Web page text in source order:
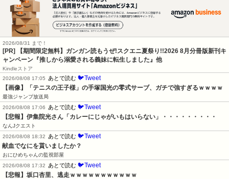
2026/08/31 まで！
[PR] 【期間限定無料】ガンガン読もうぜ!スクエニ夏祭り!!2026 8月分冊版新刊キ
ャンペーン『推しから溺愛される義妹に転生しました』他
Kindleストア
2026/08/08 17:05
あとで読む 🐦Tweet
【画像】「テニスの王子様」の手塚国光の零式サーブ、ガチで強すぎるｗｗｗｗ
最強ジャンプ放送局
2026/08/08 17:06
あとで読む 🐦Tweet
【悲報】伊集院光さん「カレーにじゃがいもはいらない」・・・・・・・・・
なんJクエスト
2026/08/08 18:32
あとで読む 🐦Tweet
献血でなにを貰いましたか？
おにひめちゃんの監視部屋
2026/08/08 17:32
あとで読む 🐦Tweet
【悲報】坂口杏里、逃走ｗｗｗｗｗｗｗｗｗｗｗ